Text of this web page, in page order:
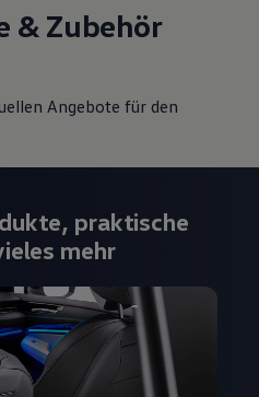
& Zubehör
Angebote für den
praktische
mehr